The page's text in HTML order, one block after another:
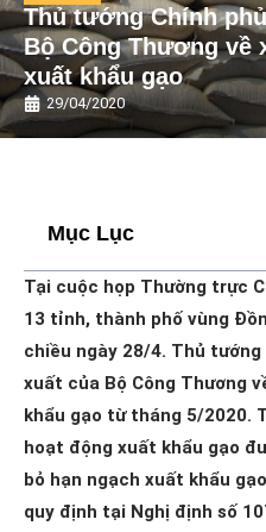
Thủ tướng Chính
Bộ Công Thương về
xuất khẩu gạo
29/04/2020
Mục Lục
Tại cuộc họp Thường trực
13 tỉnh, thành phố vùng
chiều ngày 28/4. Thủ
xuất của Bộ Công Thương
khẩu gạo từ tháng 5/2020.
hoạt động xuất khẩu gạo
bỏ hạn ngạch xuất khẩu
quy định tại Nghị định số